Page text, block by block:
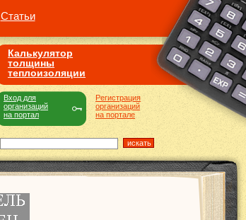
Статьи
Калькулятор
толщины
теплоизоляции
Регистрация
организаций
на портале
Вход для
организаций
на портал